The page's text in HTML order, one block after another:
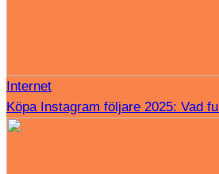
Internet
Köpa Instagram följare 2025: Vad